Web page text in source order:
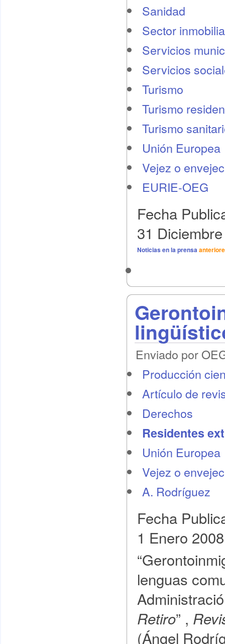
Sanidad
Sector
Servicios
Servicios
Turismo
Turismo
Turismo
Unión Europea
Vejez o
EURIE-OEG
Fecha
31
Noticias en la prensa
Enviado por
Producción
Artículo de
Derechos
Residentes
Unión Europea
Vejez o
A. Rodríguez
Fecha
1 Enero 2008
lenguas
Retiro” ,
(Ángel